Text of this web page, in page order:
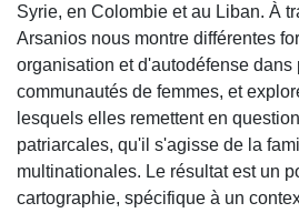
Syrie, en Colombie et au Liban. À
Arsanios nous montre différentes
organisation et d'autodéfense dans
communautés de femmes, et
lesquels elles remettent en
patriarcales, qu'il s'agisse de la
multinationales. Le résultat est un
cartographie, spécifique à un